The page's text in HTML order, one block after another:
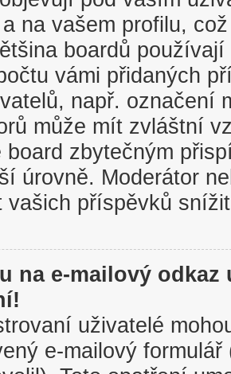
na vašem profilu,
boardů
vámi přidaných
např. označení
může mít zvláštní
board zbytečným
úrovně. Moderátor
vašich příspěvků
na e-mailový odkaz
uživatelé
e-mailový